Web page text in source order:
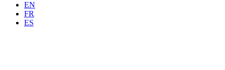
EN
FR
ES